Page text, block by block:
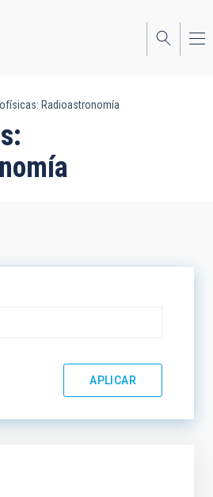
Radioastronomía